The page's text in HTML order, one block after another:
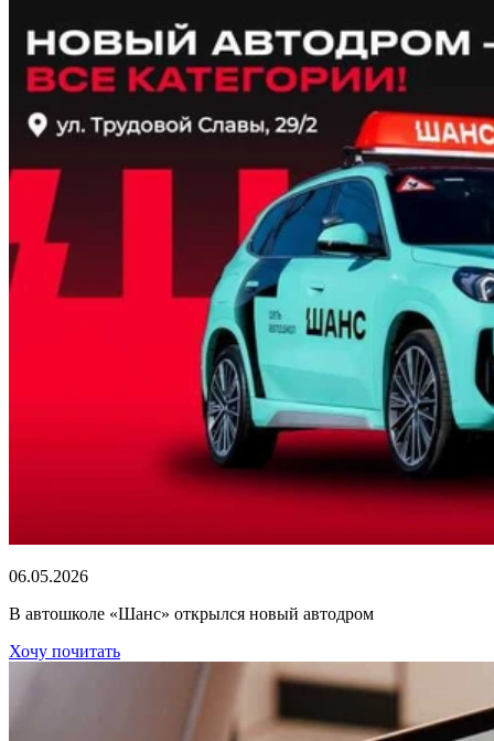
06.05.2026
В автошколе «Шанс» открылся новый автодром
Хочу почитать